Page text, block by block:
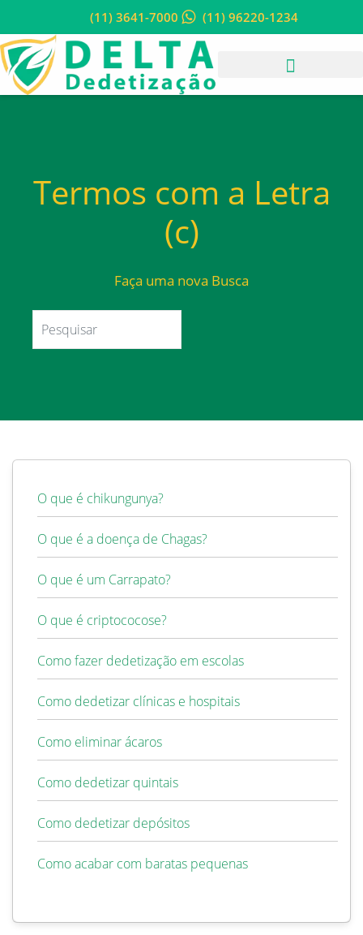
(11) 3641-7000 (11) 96220-1234
Termos com a Letra
(c)
Faça uma nova Busca
O que é chikungunya?
O que é a doença de Chagas?
O que é um Carrapato?
O que é criptococose?
Como fazer dedetização em escolas
Como dedetizar clínicas e hospitais
Como eliminar ácaros
Como dedetizar quintais
Como dedetizar depósitos
Como acabar com baratas pequenas